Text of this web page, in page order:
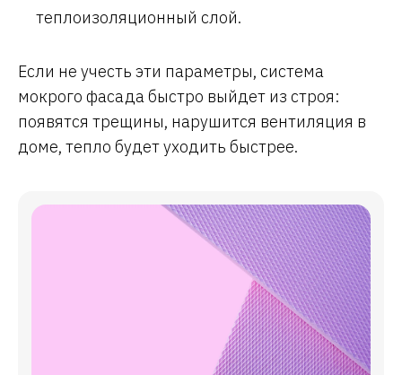
теплоизоляционный слой.
Если не учесть эти параметры, система
мокрого фасада быстро выйдет из строя:
появятся трещины, нарушится вентиляция в
доме, тепло будет уходить быстрее.